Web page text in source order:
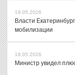
19.05.2026
Власти
мобилизации
18.05.2026
Министр увидел